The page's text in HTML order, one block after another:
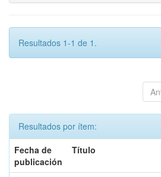
Resultados 1-1 de 1.
Resultados por ítem:
Fecha de
publicación
Título